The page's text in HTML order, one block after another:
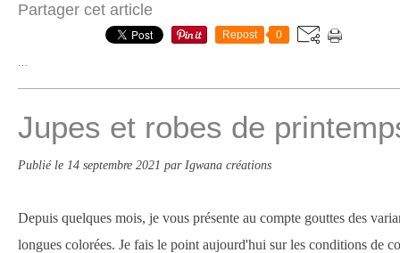
Partager cet article
Repost 0
Jupes et robes de
Publié le 14 septembre 2021 par Igwana créations
Depuis quelques mois, je vous présente au compte gouttes des
longues colorées. Je fais le point aujourd'hui sur les conditions de